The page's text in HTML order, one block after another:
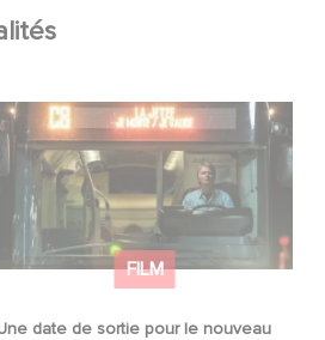
FILM
date de sortie pour le nouveau
Une date de sortie pour le nouveau
film de Franck Dubosc